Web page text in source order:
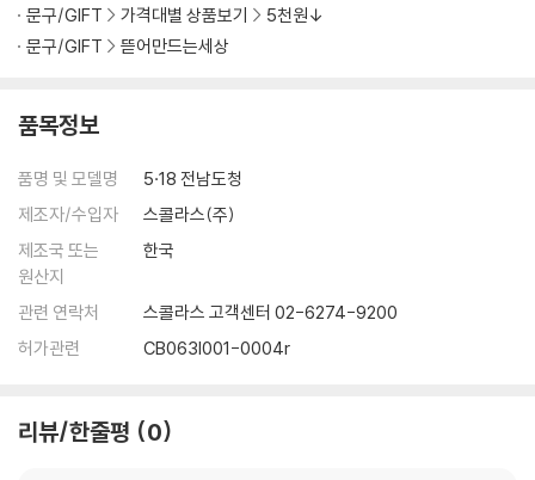
문구/GIFT
가격대별 상품보기
5천원↓
문구/GIFT
뜯어만드는세상
품목정보
품명 및 모델명
5·18 전남도청
제조자/수입자
스콜라스(주)
제조국 또는
원산지
한국
관련 연락처
스콜라스 고객센터 02-6274-9200
허가관련
CB063I001-0004r
리뷰/한줄평 0